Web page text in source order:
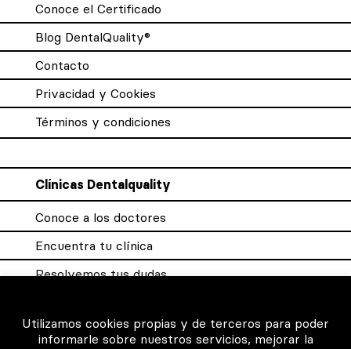
Conoce el Certificado
Blog DentalQuality®
Contacto
Privacidad y Cookies
Términos y condiciones
Clínicas Dentalquality
Conoce a los doctores
Encuentra tu clínica
Resolvemos tus dudas
Utilizamos cookies propias y de terceros para poder
informarle sobre nuestros servicios, mejorar la